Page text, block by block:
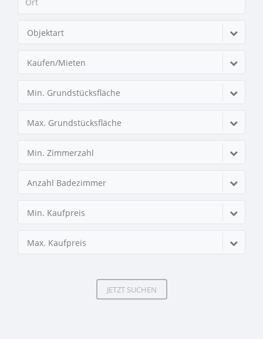
Objektart
Kaufen/Mieten
Min. Grundstücksfläche
Max. Grundstücksfläche
Min. Zimmerzahl
Anzahl Badezimmer
Min. Kaufpreis
Max. Kaufpreis
JETZT SUCHEN